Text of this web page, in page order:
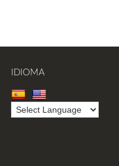
IDIOMA